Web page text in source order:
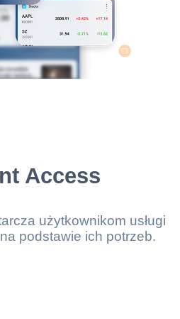
Access
użytkownikom usługi
podstawie ich potrzeb.